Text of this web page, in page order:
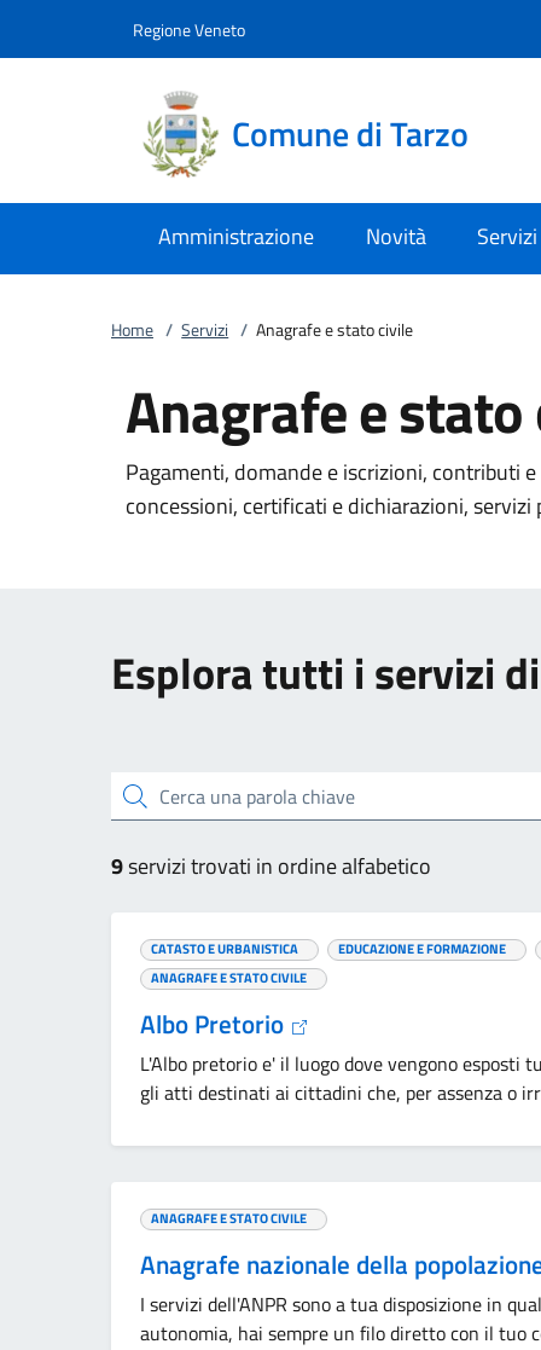
Regione Veneto
Comune di Tarzo
Amministrazione Novità Servizi
Home / Servizi / Anagrafe e stato civile
Anagrafe e
Pagamenti, domande e iscrizioni, contributi
concessioni, certificati e dichiarazioni, servizi
Esplora tutti i servizi
Cerca una parola chiave
9servizi trovati in ordine alfabetico
CATASTO E URBANISTICA
EDUCAZIONE E FORMAZIONE
ANAGRAFE E STATO CIVILE
Albo Pretorio
L'Albo pretorio e' il luogo dove vengono
gli atti destinati ai cittadini che, per assenza o
ANAGRAFE E STATO CIVILE
Anagrafe nazionale della
I servizi dell'ANPR sono a tua disposizione in
autonomia, hai sempre un filo diretto con il tuo